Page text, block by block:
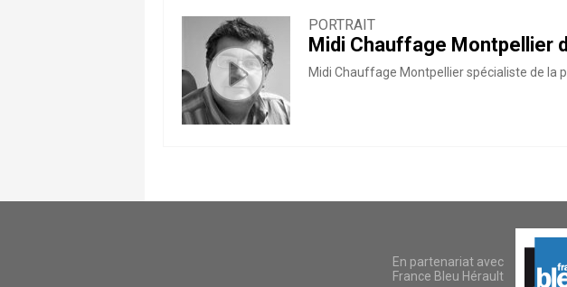
PORTRAIT
Midi Chauffage Montpellier
Midi Chauffage Montpellier spécialiste de la
En partenariat avec
France Bleu Hérault